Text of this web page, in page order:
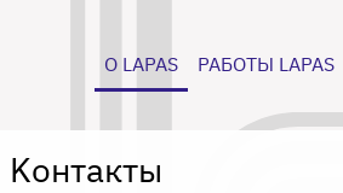
О LAPAS РАБОТЫ LAPAS
Kонтакты